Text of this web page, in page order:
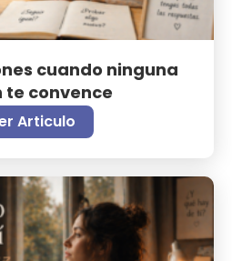
cuando ninguna
te convence
Articulo